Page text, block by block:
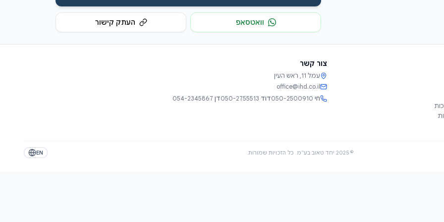
וואטסאפ העתק קישור
צור קשר
עמל 11, ראש העין
office@ihd.co.il
חי 050-2500910דוד 050-2755513דן 054-2345867
© 2025 יחד טאוב בע"מ. כל הזכויות שמורות. EN